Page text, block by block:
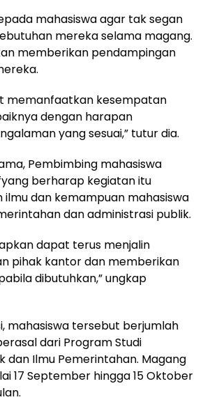
mahasiswa agar tak segan
mereka selama magang.
memberikan pendampingan
memanfaatkan kesempatan
dengan harapan
yang sesuai,” tutur dia.
Pembimbing mahasiswa
berharap kegiatan itu
dan kemampuan mahasiswa
dan administrasi publik.
dapat terus menjalin
pihak kantor dan memberikan
dibutuhkan,” ungkap
mahasiswa tersebut berjumlah
dari Program Studi
dan Ilmu Pemerintahan. Magang
17 September hingga 15 Oktober